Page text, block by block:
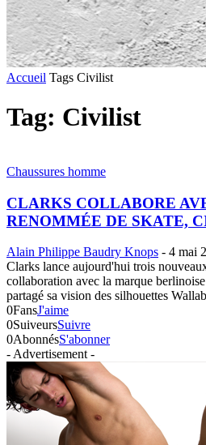
Accueil Tags Civilist
Tag: Civilist
Chaussures homme
CLARKS COLLABORE
RENOMMÉE DE SKATE,
Alain Philippe Baudry Knops - 4 mai
Clarks lance aujourd'hui trois
collaboration avec la marque
partagé sa vision des silhouettes
0FansJ'aime
0SuiveursSuivre
0AbonnésS'abonner
- Advertisement -